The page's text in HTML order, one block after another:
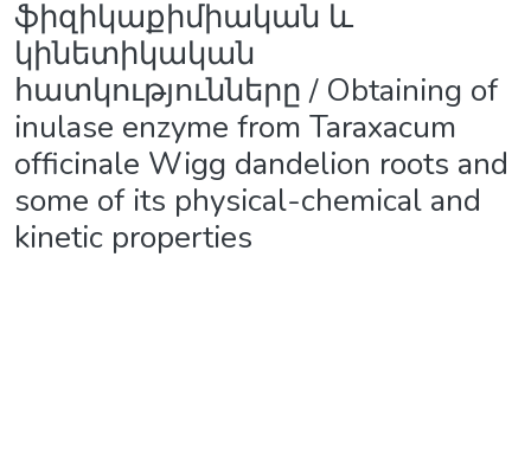
ֆիզիկաքիմիական և
կինետիկական
հատկությունները / Obtaining of
inulase enzyme from Taraxacum
officinale Wigg dandelion roots and
some of its physical-chemical and
kinetic properties